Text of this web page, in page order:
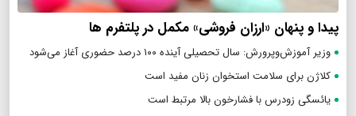
پیدا و پنهان «ارزان فروشی» مکمل در پلتفرم ها
وزیر آموزش‌وپرورش: سال تحصیلی آینده ۱۰۰ درصد حضوری آغاز می‌شود
کلاژن برای سلامت استخوان زنان مفید است
یائسگی زودرس با فشارخون بالا مرتبط است